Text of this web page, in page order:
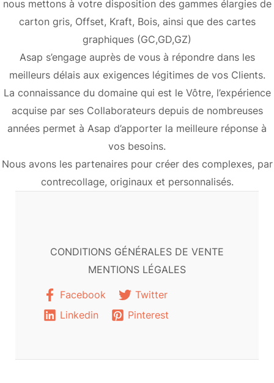
nous mettons à votre disposition des gammes élargies de
carton gris, Offset, Kraft, Bois, ainsi que des cartes
graphiques (GC,GD,GZ)
Asap s’engage auprès de vous à répondre dans les
meilleurs délais aux exigences légitimes de vos Clients.
La connaissance du domaine qui est le Vôtre, l’expérience
acquise par ses Collaborateurs depuis de nombreuses
années permet à Asap d’apporter la meilleure réponse à
vos besoins.
Nous avons les partenaires pour créer des complexes, par
contrecollage, originaux et personnalisés.
CONDITIONS GÉNÉRALES DE VENTE
MENTIONS LÉGALES
Facebook
Twitter
Linkedin
Pinterest